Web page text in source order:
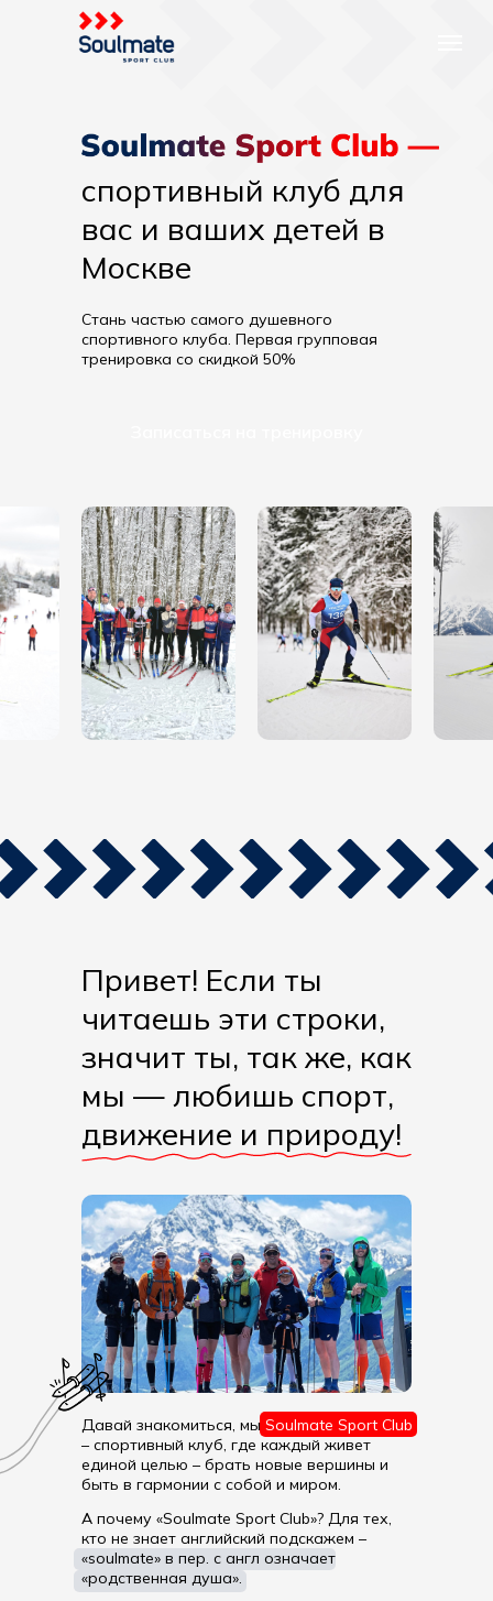
Стань частью самого душевного
спортивного клуба. Первая групповая
тренировка со скидкой 50%
спортивный клуб для
вас и ваших детей в
Москве
Давай знакомиться, мы Soulmate Sport Club
– спортивный клуб, где каждый живет
единой целью – брать новые вершины и
быть в гармонии с собой и миром.
А почему «Soulmate Sport Club»? Для тех,
кто не знает английский подскажем –
«soulmate» в пер. с англ означает
«родственная душа».
Привет! Если ты
читаешь эти строки,
значит ты, так же, как
мы — любишь спорт,
движение и природу!